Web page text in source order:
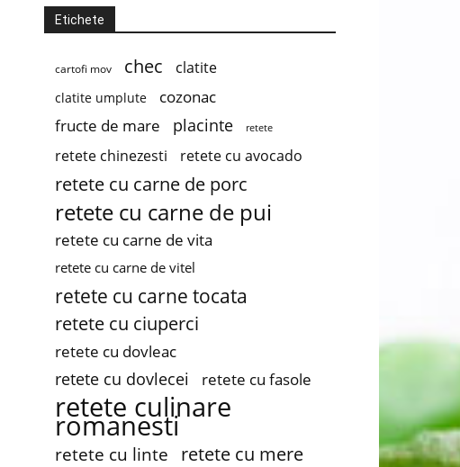
Etichete
cartofi mov chec clatite
clatite umplute
cozonac
fructe de mare
placinte retete
retete chinezesti retete cu avocado
retete cu carne de porc
retete cu carne de pui
retete cu carne de vita
retete cu carne de vitel
retete cu carne tocata
retete cu ciuperci
retete cu dovleac
retete cu dovlecei retete cu fasole
retete culinare
romanesti
retete cu linte retete cu mere